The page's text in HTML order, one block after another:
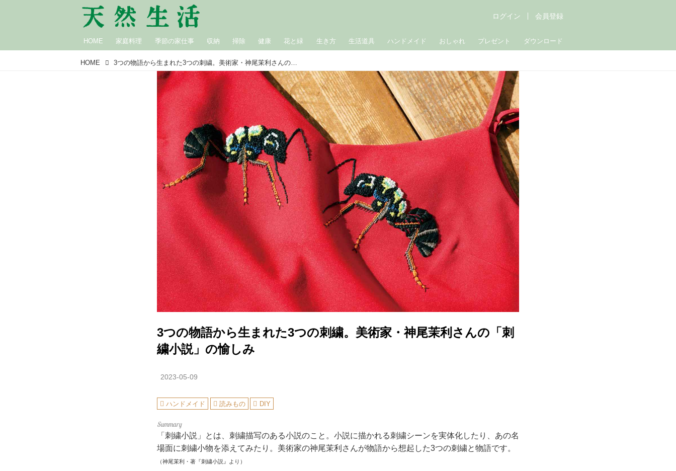
HOME 家庭料理 季節の家仕事 収納 掃除 健康 花と緑 生き方 生活道具 ハンドメイド おしゃれ プレゼント ダウンロード
ログイン 会員登録
HOME 3つの物語から生まれた3つの刺繍。美術家・神尾茉利さんの「刺繍小説」の愉しみ
3つの物語から生まれた3つの刺繍。美術家・神尾茉利さんの「刺
繍小説」の愉しみ
2023-05-09
ハンドメイド 読みもの DIY
「刺繍小説」とは、刺繍描写のある小説のこと。小説に描かれる刺繍シーンを実体化したり、あの名
場面に刺繍小物を添えてみたり。美術家の神尾茉利さんが物語から想起した3つの刺繍と物語です。
（神尾茉利・著『刺繍小説』より）